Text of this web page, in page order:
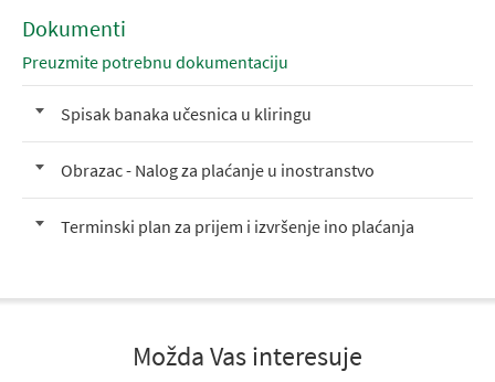
Dokumenti
Preuzmite potrebnu dokumentaciju
Spisak banaka učesnica u kliringu
Obrazac - Nalog za plaćanje u inostranstvo
Terminski plan za prijem i izvršenje ino plaćanja
Možda Vas interesuje